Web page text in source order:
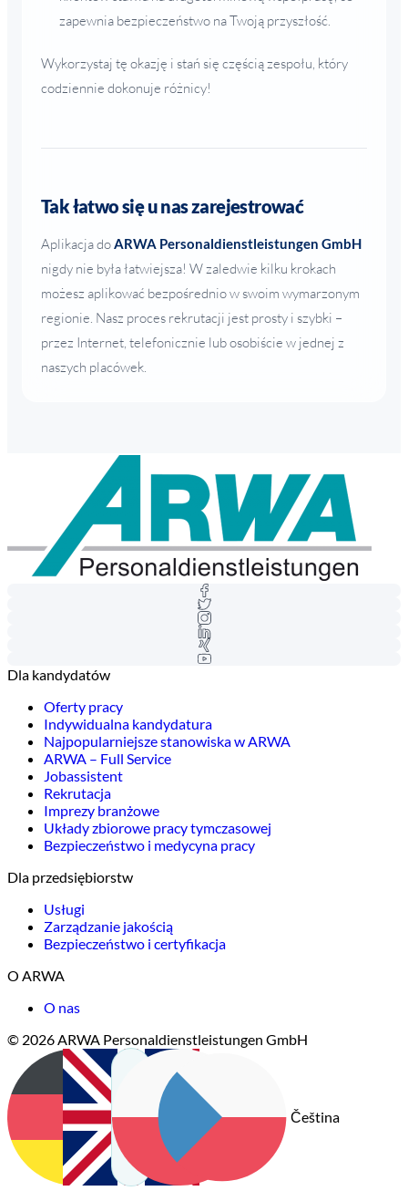
zapewnia bezpieczeństwo na Twoją przyszłość.
Wykorzystaj tę okazję i stań się częścią zespołu, który
codziennie dokonuje różnicy!
Tak łatwo się u nas zarejestrować
Aplikacja doARWA Personaldienstleistungen GmbH
nigdy nie była łatwiejsza! W zaledwie kilku krokach
możesz aplikować bezpośrednio w swoim wymarzonym
regionie. Nasz proces rekrutacji jest prosty i szybki –
przez Internet, telefonicznie lub osobiście w jednej z
naszych placówek.
Dla kandydatów
Oferty pracy
Indywidualna kandydatura
Najpopularniejsze stanowiska w ARWA
ARWA – Full Service
Jobassistent
Rekrutacja
Imprezy branżowe
Układy zbiorowe pracy tymczasowej
Bezpieczeństwo i medycyna pracy
Dla przedsiębiorstw
Usługi
Zarządzanie jakością
Bezpieczeństwo i certyfikacja
O ARWA
O nas
© 2026 ARWA Personaldienstleistungen GmbH
Deutsch English Polski Čeština